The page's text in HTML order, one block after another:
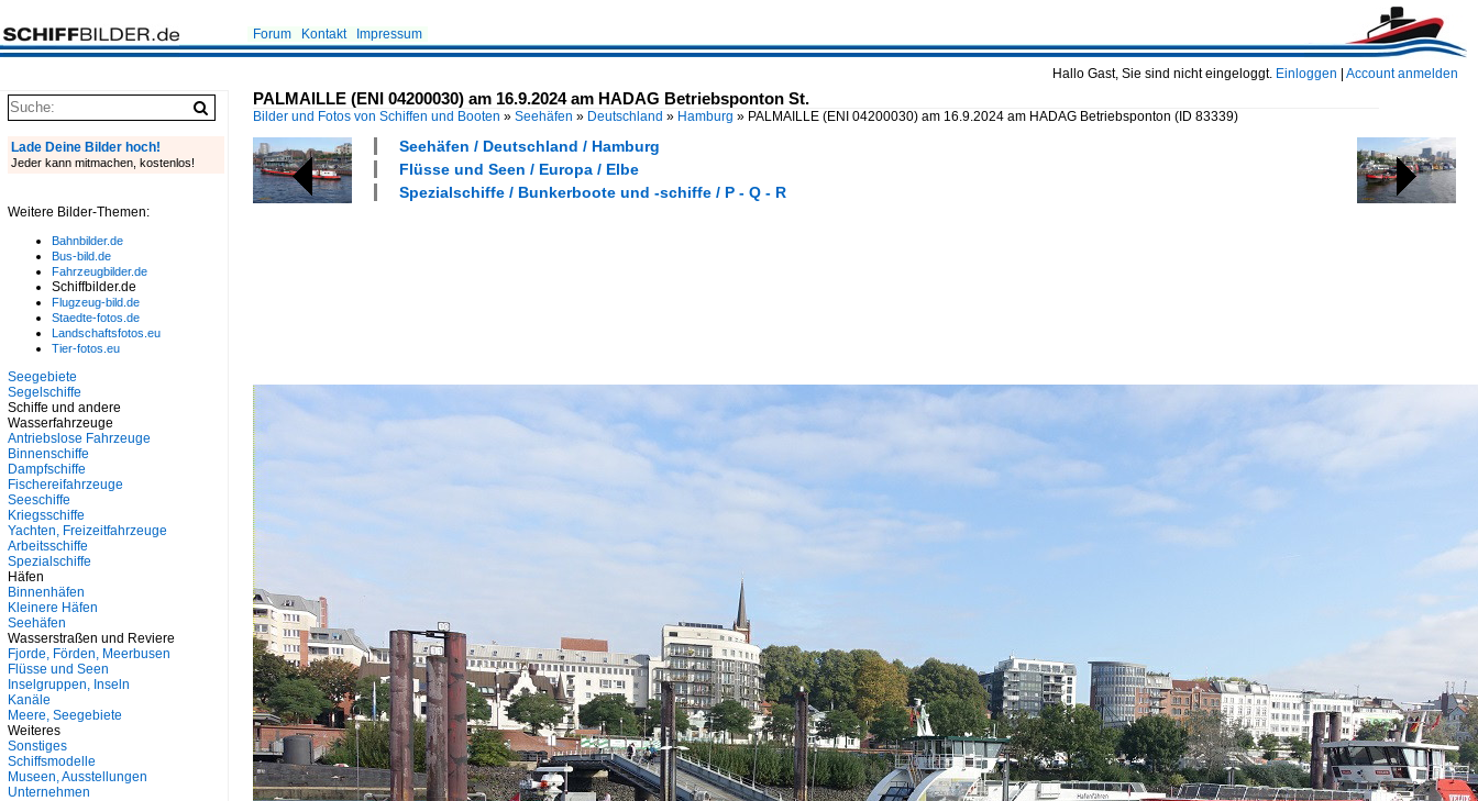
Hallo Gast, Sie sind nicht eingeloggt. Einloggen Account anmelden
Forum Kontakt Impressum
PALMAILLE (ENI 04200030) am 16.9.2024 am HADAG Betriebsponton St.
Bilder und Fotos von Schiffen und Booten » Seehäfen » Deutschland » Hamburg » PALMAILLE (ENI 04200030) am 16.9.2024 am HADAG Betriebsponton (ID 83339)
Seehäfen / Deutschland / Hamburg
Flüsse und Seen / Europa / Elbe
Spezialschiffe / Bunkerboote und -schiffe / P - Q - R
Lade Deine Bilder hoch!
Jeder kann mitmachen, kostenlos!
Weitere Bilder-Themen:
Bahnbilder.de
Bus-bild.de
Fahrzeugbilder.de
Schiffbilder.de
Flugzeug-bild.de
Staedte-fotos.de
Landschaftsfotos.eu
Tier-fotos.eu
Seegebiete
Segelschiffe
Schiffe und andere
Wasserfahrzeuge
Antriebslose Fahrzeuge
Binnenschiffe
Dampfschiffe
Fischereifahrzeuge
Seeschiffe
Kriegsschiffe
Yachten, Freizeitfahrzeuge
Arbeitsschiffe
Spezialschiffe
Häfen
Binnenhäfen
Kleinere Häfen
Seehäfen
Wasserstraßen und Reviere
Fjorde, Förden, Meerbusen
Flüsse und Seen
Inselgruppen, Inseln
Kanäle
Meere, Seegebiete
Weiteres
Sonstiges
Schiffsmodelle
Museen, Ausstellungen
Unternehmen